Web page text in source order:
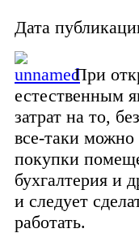
Дата
При
естественным
затрат на то,
все-таки можно
покупки
бухгалтерия и
и следует
работать.